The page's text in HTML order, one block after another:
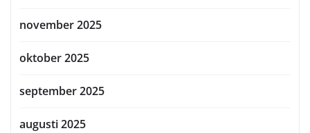
november 2025
oktober 2025
september 2025
augusti 2025